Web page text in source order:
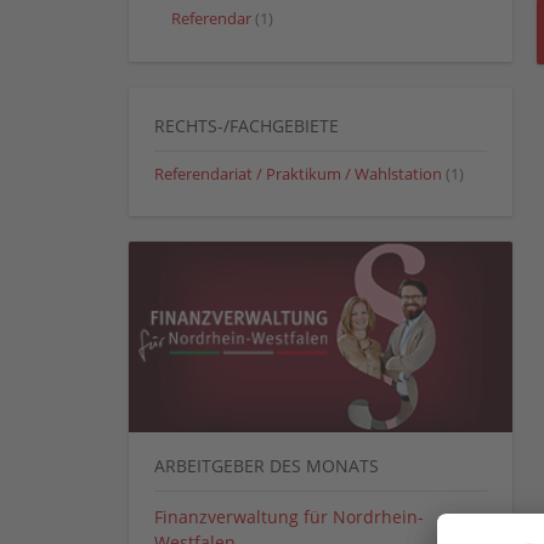
Referendar (1)
RECHTS-/FACHGEBIETE
Referendariat / Praktikum / Wahlstation (1)
ARBEITGEBER DES MONATS
Finanzverwaltung für Nordrhein-